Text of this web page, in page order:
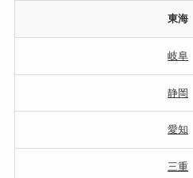
東海
岐阜
静岡
愛知
三重